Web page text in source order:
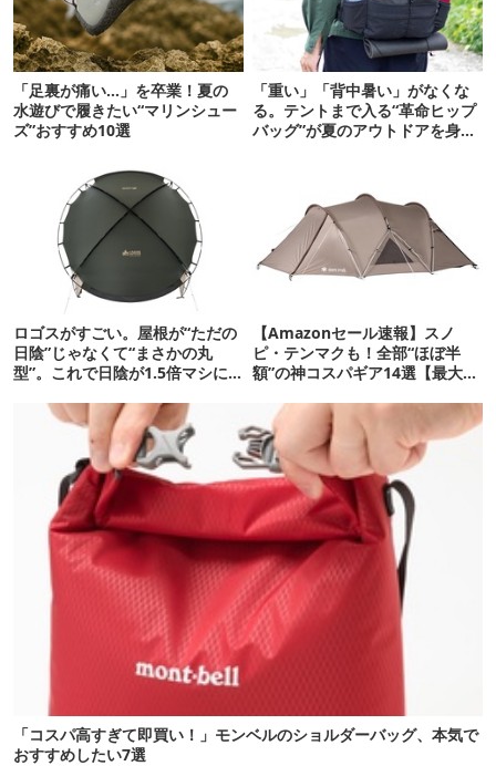
「足裏が痛い…」を卒業！夏の
水遊びで履きたい“マリンシュー
ズ”おすすめ10選
「重い」「背中暑い」がなくな
る。テントまで入る“革命ヒップ
バッグ”が夏のアウトドアを身軽
ロゴスがすごい。屋根が“ただの
日陰”じゃなくて“まさかの丸
型”。これで日陰が1.5倍マシに
【Amazonセール速報】スノ
ピ・テンマクも！全部“ほぼ半
額”の神コスパギア14選【最大
「コスパ高すぎて即買い！」モンベルのショルダーバッグ、本気で
おすすめしたい7選